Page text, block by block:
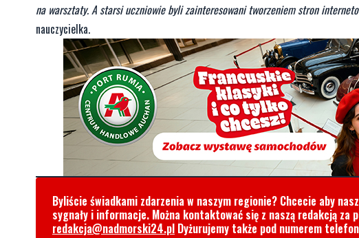
na warsztaty. A starsi uczniowie byli zainteresowani tworzeniem stron
nauczycielka.
Byliście świadkami zdarzenia w naszym regionie? Chcecie aby
sygnały i informacje. Można kontaktować się z naszą redakcją
redakcja@nadmorski24.pl Dyżurujemy także pod numerem